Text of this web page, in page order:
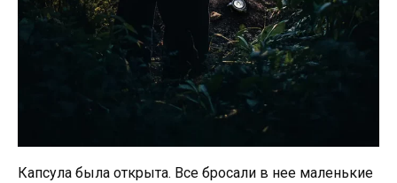
Капсула была открыта. Все бросали в нее маленькие